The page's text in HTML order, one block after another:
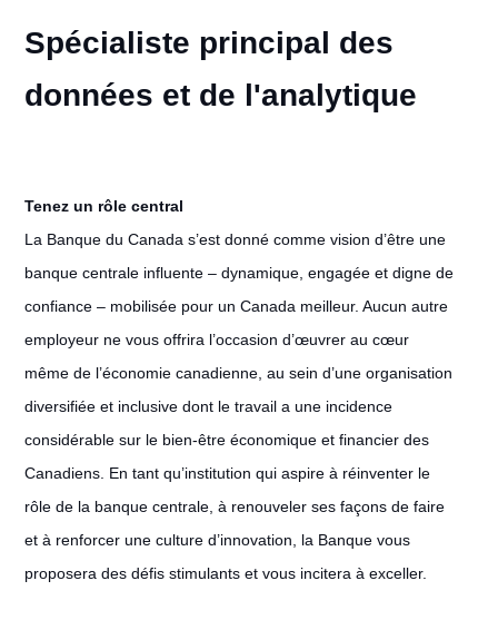
Spécialiste principal des
données et de l'analytique
Tenez un rôle central
La Banque du Canada s’est donné comme vision d’être une
banque centrale influente – dynamique, engagée et digne de
confiance – mobilisée pour un Canada meilleur. Aucun autre
employeur ne vous offrira l’occasion d’œuvrer au cœur
même de l’économie canadienne, au sein d’une organisation
diversifiée et inclusive dont le travail a une incidence
considérable sur le bien-être économique et financier des
Canadiens. En tant qu’institution qui aspire à réinventer le
rôle de la banque centrale, à renouveler ses façons de faire
et à renforcer une culture d’innovation, la Banque vous
proposera des défis stimulants et vous incitera à exceller.